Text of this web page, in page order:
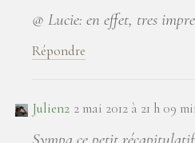
@ Lucie: en effet, tres
Répondre
Julien2 2 mai 2012 à 21 h 09